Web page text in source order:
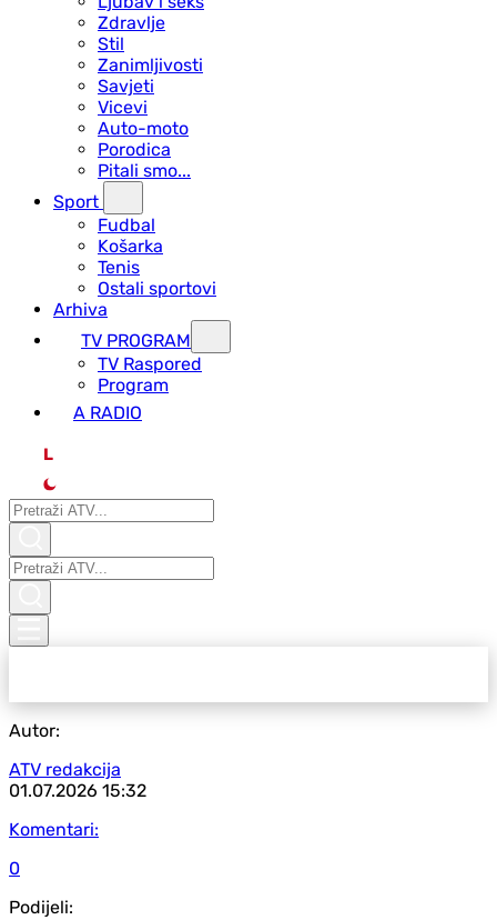
Zdravlje
Stil
Zanimljivosti
Savjeti
Vicevi
Auto-moto
Porodica
Pitali smo...
Sport
Fudbal
Košarka
Tenis
Ostali sportovi
Arhiva
TV PROGRAM
ТV Raspored
Program
A RADIO
L
Autor:
ATV redakcija
01.07.2026 15:32
Komentari:
0
Podijeli: